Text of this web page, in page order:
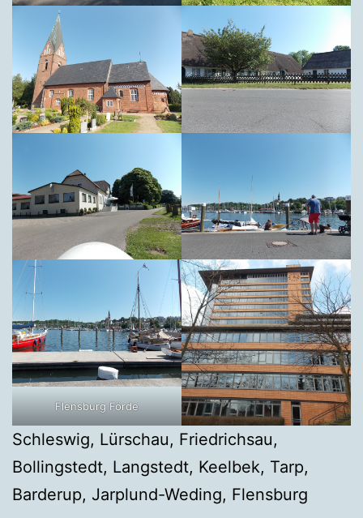
Flensburg Förde
Schleswig, Lürschau, Friedrichsau,
Bollingstedt, Langstedt, Keelbek, Tarp,
Barderup, Jarplund-Weding, Flensburg